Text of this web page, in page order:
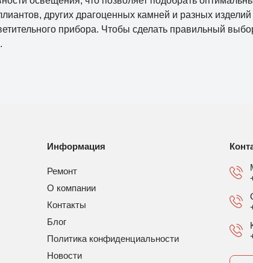
других драгоценных камней и разных
прибора. Чтобы сделать правильный
Информация
Ремонт
О компании
Контакты
Блог
Политика конфиденциальности
Новости